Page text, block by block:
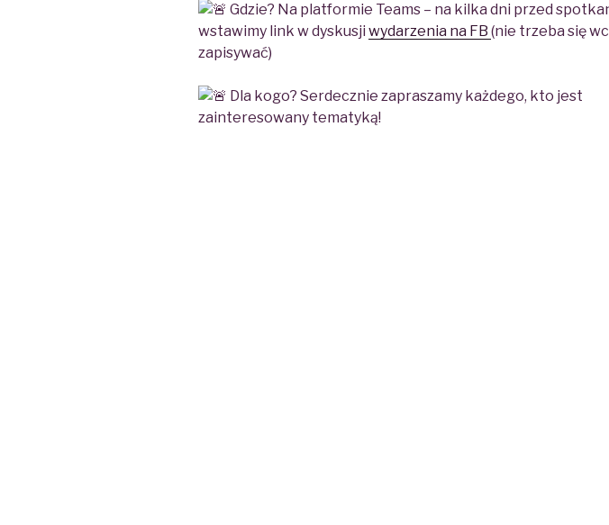
Gdzie? Na platformie Teams – na kilka dni przed
wstawimy link w dyskusji wydarzenia na FB (nie trzeba się
zapisywać)
Dla kogo? Serdecznie zapraszamy każdego, kto jest
zainteresowany tematyką!